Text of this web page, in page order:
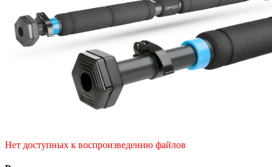
Нет доступных к воспроизведению файлов